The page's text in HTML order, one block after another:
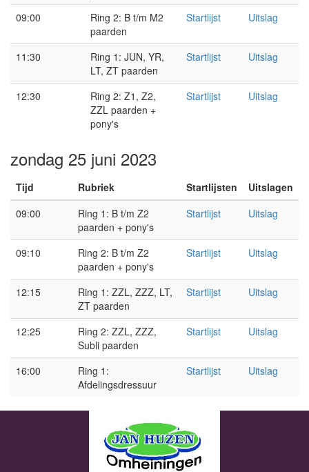
09:00
Ring 2: B t/m M2
paarden
Startlijst Uitslag
11:30
Ring 1: JUN, YR,
LT, ZT paarden
Startlijst Uitslag
12:30
Ring 2: Z1, Z2,
ZZL paarden +
pony's
Startlijst Uitslag
zondag 25 juni 2023
Tijd Rubriek Startlijsten
Uitslagen
09:00
Ring 1: B t/m Z2
paarden + pony's
Startlijst Uitslag
09:10
Ring 2: B t/m Z2
paarden + pony's
Startlijst Uitslag
12:15
Ring 1: ZZL, ZZZ, LT,
ZT paarden
Startlijst Uitslag
12:25
Ring 2: ZZL, ZZZ,
Subli paarden
Startlijst Uitslag
16:00
Ring 1:
Afdelingsdressuur
Startlijst Uitslag